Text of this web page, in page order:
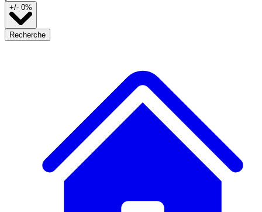
+/- 0%
Recherche